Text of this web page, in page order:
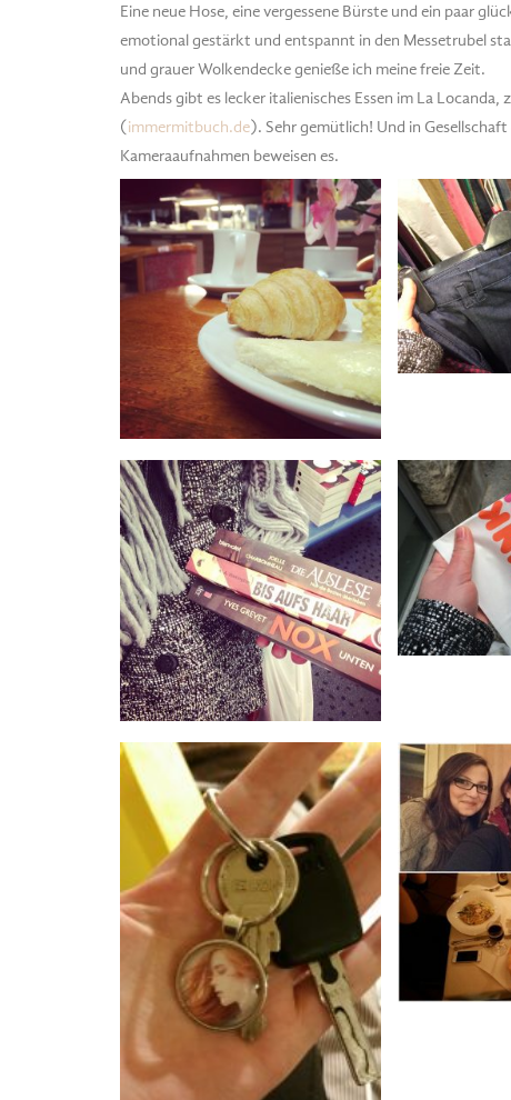
Eine neue Hose, eine vergessene Bürste und ein paar
emotional gestärkt und entspannt in den Messetrubel
und grauer Wolkendecke genieße ich meine freie Zeit.
Abends gibt es lecker italienisches Essen im La
(immermitbuch.de). Sehr gemütlich! Und in
Kameraaufnahmen beweisen es.